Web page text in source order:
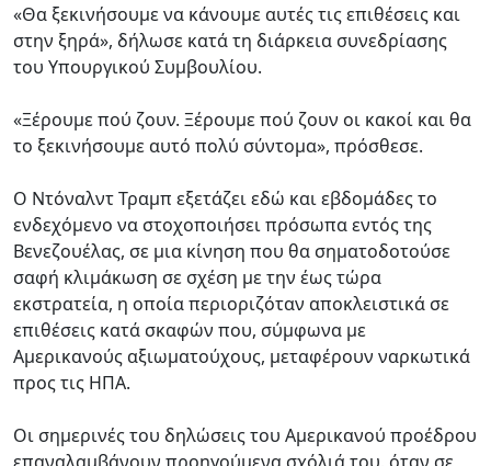
«Θα ξεκινήσουμε να κάνουμε αυτές τις επιθέσεις και
στην ξηρά», δήλωσε κατά τη διάρκεια συνεδρίασης
του Υπουργικού Συμβουλίου.
«Ξέρουμε πού ζουν. Ξέρουμε πού ζουν οι κακοί και θα
το ξεκινήσουμε αυτό πολύ σύντομα», πρόσθεσε.
Ο Ντόναλντ Τραμπ εξετάζει εδώ και εβδομάδες το
ενδεχόμενο να στοχοποιήσει πρόσωπα εντός της
Βενεζουέλας, σε μια κίνηση που θα σηματοδοτούσε
σαφή κλιμάκωση σε σχέση με την έως τώρα
εκστρατεία, η οποία περιοριζόταν αποκλειστικά σε
επιθέσεις κατά σκαφών που, σύμφωνα με
Αμερικανούς αξιωματούχους, μεταφέρουν ναρκωτικά
προς τις ΗΠΑ.
Οι σημερινές του δηλώσεις του Αμερικανού προέδρου